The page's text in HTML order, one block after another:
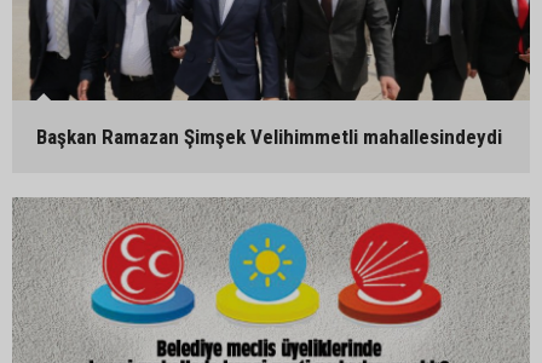
Başkan Ramazan Şimşek Velihimmetli mahallesindeydi